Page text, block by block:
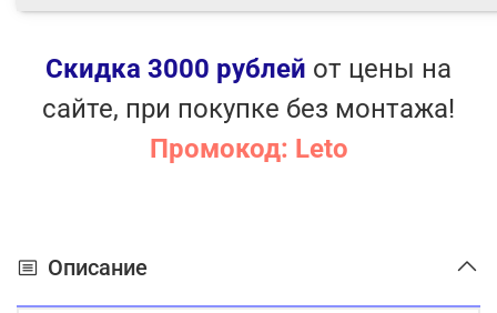
Блокировка пульта
Метизы из нержавеющей стали
Антикоррозионное покрытие теплообменника
PrimeGuard
Технология Golden Fin
Автоматическая оттайка инея
Обнаружение утечки хладагента
Скидка 3000 рублей от цены на
сайте, при покупке без монтажа!
Промокод: Leto
Описание